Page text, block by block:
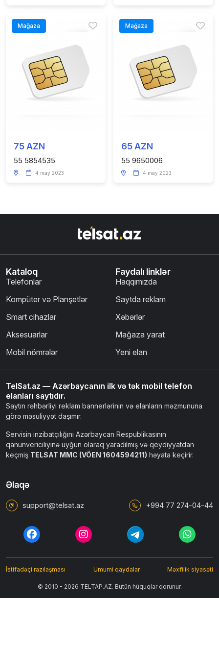
Mağaza
75 AZN
55 5854535
4 may 2023
Mağaza
65 AZN
55 9650006
4 may 2023
Kataloq
Telefonlar
Kompüter və Planşetlər
Smart cihazlar
Aksesuarlar
Mobil nömrələr
Faydalı linklər
Haqqımızda
Saytda reklam
Xəbərlər
Mağaza yarat
Yeni elan
TelSat.az — Azərbaycanın ilk və tək mobil telefon
elanları saytıdır.
Saytın rəhbərliyi reklam bannerlərinin və elanların məzmununa
görə məsuliyyət daşımır.
Servisin inzibatçılığını Azərbaycan Respublikasının
qanunvericiliyinə uyğun olaraq yaradılmış və qeydiyyatdan
keçmiş TELSAT MMC (VÖEN 1604594211) həyata keçirir.
Əlaqə
support@telsat.az +994 77 274-04-44
© 2010 - 2026 TELTAP.AZ. Bütün hüquqlar qorunur.
İstifadəçi razılaşması Ümumi qaydalar Məxfilik siyasəti